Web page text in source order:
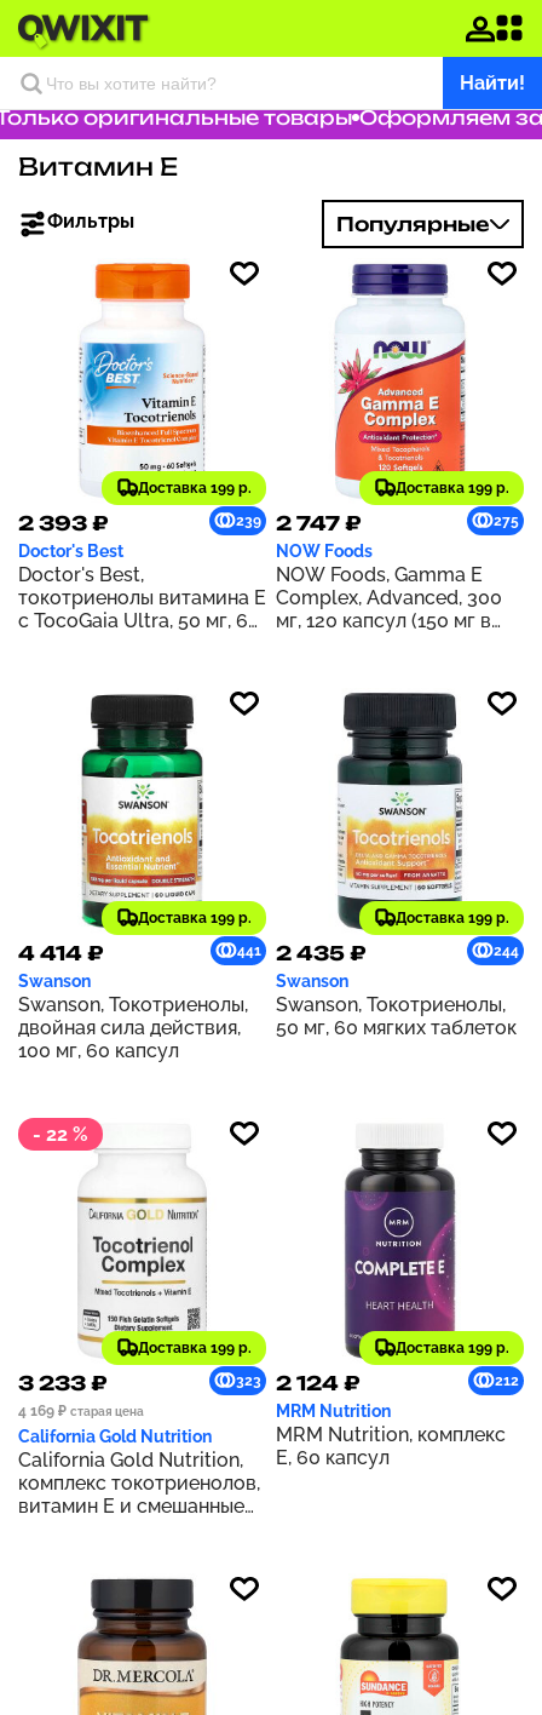
Найти!
оригинальные товары Оформляем заказ
Витамин Е
Фильтры Популярные
Доставка 199 р.
2 393 ₽ 239
Doctor's Best
Doctor's Best,
токотриенолы витамина Е
с TocoGaia Ultra, 50 мг, 60
Доставка 199 р.
2 747 ₽ 275
NOW Foods
NOW Foods, Gamma E
Complex, Advanced, 300
мг, 120 капсул (150 мг в
Доставка 199 р.
4 414 ₽ 441
Swanson
Swanson, Токотриенолы,
двойная сила действия,
100 мг, 60 капсул
Доставка 199 р.
2 435 ₽ 244
Swanson
Swanson, Токотриенолы,
50 мг, 60 мягких таблеток
- 22 %
Доставка 199 р.
3 233 ₽
323
4 169 ₽ старая цена
California Gold Nutrition
California Gold Nutrition,
комплекс токотриенолов,
витамин Е и смешанные
Доставка 199 р.
2 124 ₽ 212
MRM Nutrition
MRM Nutrition, комплекс
Е, 60 капсул